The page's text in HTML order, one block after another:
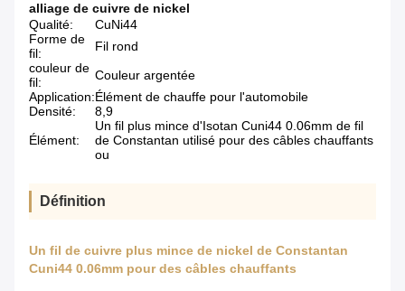
alliage de cuivre de nickel
Qualité:
CuNi44
Forme de
fil:
Fil rond
couleur de
fil:
Couleur argentée
Application:Élément de chauffe pour l'automobile
Densité:
8,9
Élément:
Un fil plus mince d'Isotan Cuni44 0.06mm de fil
de Constantan utilisé pour des câbles chauffants
ou
Définition
Un fil de cuivre plus mince de nickel de Constantan
Cuni44 0.06mm pour des câbles chauffants